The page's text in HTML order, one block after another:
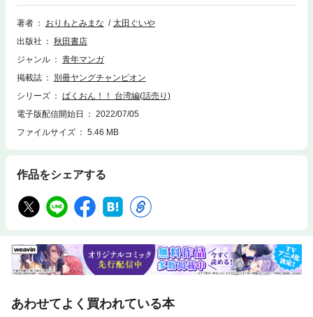
著者 おりもとみまな
太田ぐいや
出版社
秋田書店
ジャンル
青年マンガ
掲載誌
別冊ヤングチャンピオン
シリーズ
ばくおん！！ 台湾編(話売り)
電子版配信開始日
2022/07/05
ファイルサイズ
5.46 MB
作品をシェアする
あわせてよく買われている本